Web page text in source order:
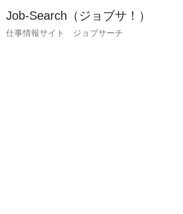
Job-Search（ジョブサ！）
仕事情報サイト ジョブサーチ